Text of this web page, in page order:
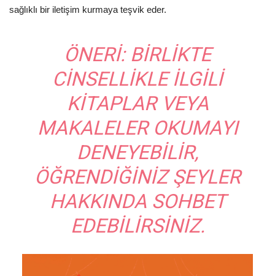
sağlıklı bir iletişim kurmaya teşvik eder.
ÖNERI:BIRLIKTE
CINSELLIKLE ILGILI
KITAPLAR VEYA
MAKALELER OKUMAYI
DENEYEBILIR,
ÖĞRENDIĞINIZ ŞEYLER
HAKKINDA SOHBET
EDEBILIRSINIZ.